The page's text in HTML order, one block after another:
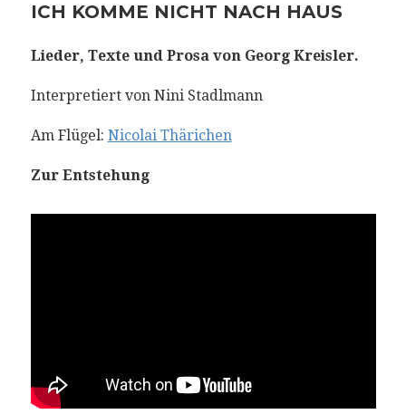
ICH KOMME NICHT NACH HAUS
Lieder, Texte und Prosa von Georg Kreisler.
Interpretiert von Nini Stadlmann
Am Flügel: Nicolai Thärichen
Zur Entstehung